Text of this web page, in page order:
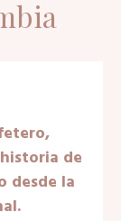
de
desde la